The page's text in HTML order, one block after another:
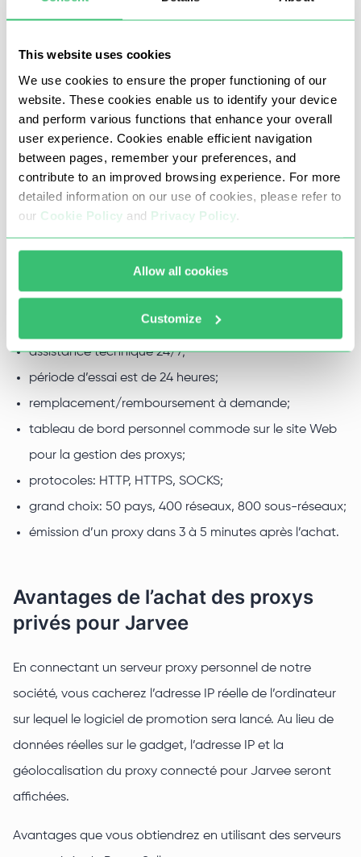
This website uses cookies
We use cookies to ensure the proper functioning of our
website. These cookies enable us to identify your device
and perform various functions that enhance your overall
user experience. Cookies enable efficient navigation
between pages, remember your preferences, and
contribute to an improved browsing experience. For more
detailed information on our use of cookies, please refer to
our Cookie Policy and Privacy Policy
Allow all cookies
Customize
risque de blocage, visiter anonymement des sites sur
Internet et résoudre de nombreux autres problèmes.
Pourquoi il vous faut d’acheter
proxy pour Jarvee chez Proxy-
Seller
Les raisons pour lesquelles vous devriez commander des
serveurs proxy de notre société:
bas prix;
réductions jusqu’à 52%;
assistance technique 24/7;
période d’essai est de 24 heures;
remplacement/remboursement à demande;
tableau de bord personnel commode sur le site Web
pour la gestion des proxys;
protocoles: HTTP, HTTPS, SOCKS;
grand choix: 50 pays, 400 réseaux, 800 sous-réseaux;
émission d’un proxy dans 3 à 5 minutes après l’achat.
Avantages de l’achat des proxys
privés pour Jarvee
En connectant un serveur proxy personnel de notre
société, vous cacherez l’adresse IP réelle de l’ordinateur
sur lequel le logiciel de promotion sera lancé. Au lieu de
données réelles sur le gadget, l’adresse IP et la
géolocalisation du proxy connecté pour Jarvee seront
affichées.
Avantages que vous obtiendrez en utilisant des serveurs